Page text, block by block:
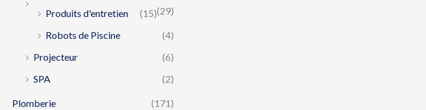
(29)
Produits d'entretien
(15)
Robots de Piscine
(4)
Projecteur
(6)
SPA
(2)
Plomberie
(171)